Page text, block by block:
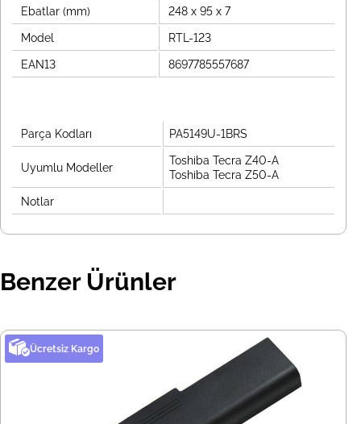
Ebatlar (mm) 248 x 95 x 7
Model RTL-123
EAN13 8697785557687
Parça Kodları PA5149U-1BRS
Uyumlu Modeller
Toshiba Tecra Z40-A
Toshiba Tecra Z50-A
Notlar
Benzer Ürünler
Ücretsiz Kargo